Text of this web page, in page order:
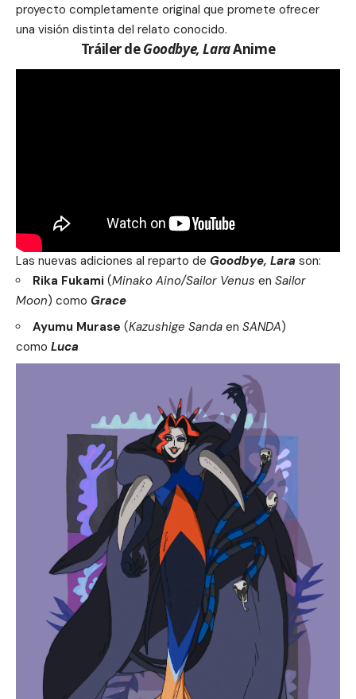
proyecto completamente original que promete ofrecer
una visión distinta del relato conocido.
Tráiler deGoodbye, LaraAnime
Las nuevas adiciones al reparto de Goodbye, Lara son:
Rika Fukami (Minako Aino/Sailor Venus en Sailor
Moon) como Grace
Ayumu Murase (Kazushige Sanda en SANDA)
como Luca